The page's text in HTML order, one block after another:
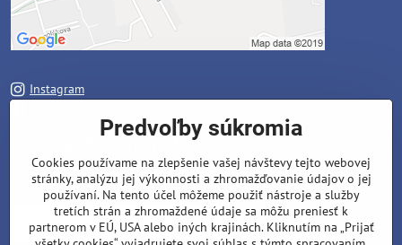
Instagram
Váš telefón*
Predvoľby súkromia
Cookies používame na zlepšenie vašej návštevy tejto webovej
stránky, analýzu jej výkonnosti a zhromažďovanie údajov o jej
používaní. Na tento účel môžeme použiť nástroje a služby
tretích strán a zhromaždené údaje sa môžu preniesť k
partnerom v EÚ, USA alebo iných krajinách. Kliknutím na „Prijať